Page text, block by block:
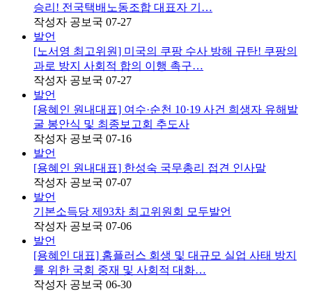
승리! 전국택배노동조합 대표자 기…
작성자 공보국 07-27
발언
[노서영 최고위원] 미국의 쿠팡 수사 방해 규탄! 쿠팡의
과로 방지 사회적 합의 이행 촉구…
작성자 공보국 07-27
발언
[용혜인 원내대표] 여수·순천 10·19 사건 희생자 유해발
굴 봉안식 및 최종보고회 추도사
작성자 공보국 07-16
발언
[용혜인 원내대표] 한성숙 국무총리 접견 인사말
작성자 공보국 07-07
발언
기본소득당 제93차 최고위원회 모두발언
작성자 공보국 07-06
발언
[용혜인 대표] 홈플러스 회생 및 대규모 실업 사태 방지
를 위한 국회 중재 및 사회적 대화…
작성자 공보국 06-30